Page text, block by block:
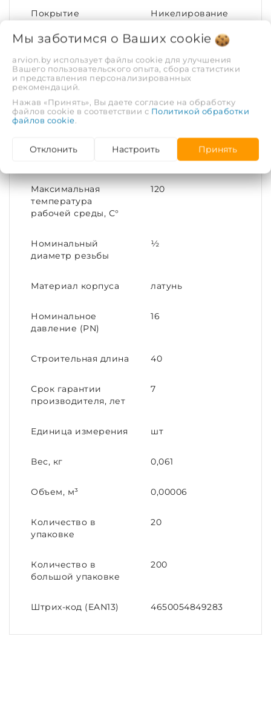
Покрытие Никелирование
Тип соединения Равнопроходное
Диаметр условный
(DN)
15
Материал Латунь
Присоединительный
15
Максимальная
температура
рабочей среды, С°
120
Номинальный
диаметр резьбы
½
Материал корпуса латунь
Номинальное
давление (PN)
16
Строительная длина 40
Срок гарантии
производителя, лет
7
Единица измерения шт
Вес, кг 0,061
Объем, м³ 0,00006
Количество в
упаковке
20
Количество в
большой упаковке
200
Штрих-код (EAN13) 4650054849283
Мы заботимся о Ваших cookie
arvion.by использует файлы cookie для улучшения
Вашего пользовательского опыта, сбора статистики
и представления персонализированных
рекомендаций.
Нажав «Принять», Вы даете согласие на обработку
файлов cookie в соответствии с Политикой обработки
файлов cookie.
Отклонить Настроить Принять